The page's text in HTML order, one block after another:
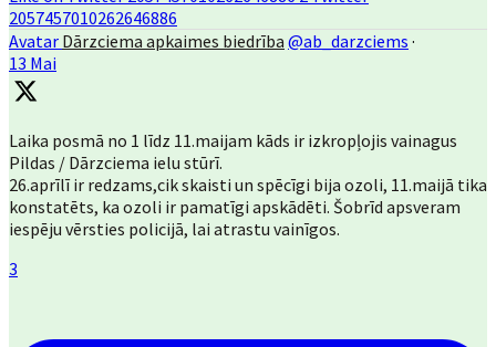
2057457010262646886
Avatar Dārzciema apkaimes biedrība @ab_darzciems ·
13 Mai
Laika posmā no 1 līdz 11.maijam kāds ir izkropļojis vainagus
Pildas / Dārzciema ielu stūrī.
26.aprīlī ir redzams,cik skaisti un spēcīgi bija ozoli, 11.maijā tika
konstatēts, ka ozoli ir pamatīgi apskādēti. Šobrīd apsveram
iespēju vērsties policijā, lai atrastu vainīgos.
3